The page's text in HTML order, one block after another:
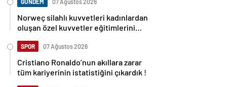
GÜNDEM 07 Ağustos 2026
Norweç silahlı kuvvetleri kadınlardan
oluşan özel kuvvetler eğitimlerini
SPOR 07 Ağustos 2026
Cristiano Ronaldo’nun akıllara zarar
tüm kariyerinin istatistiğini çıkardık !